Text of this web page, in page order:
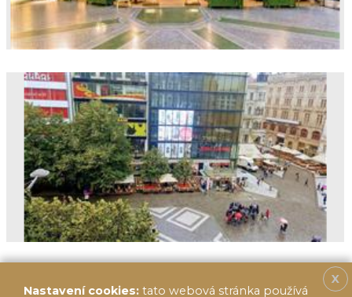
X
Nastavení cookies: tato webová stránka používá